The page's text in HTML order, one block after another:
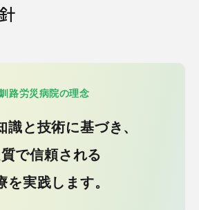
路労災病院の理念
識と技術に基づき、
で信頼される
を実践します。